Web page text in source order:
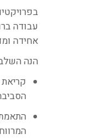
עבודה
אחידה
הנה